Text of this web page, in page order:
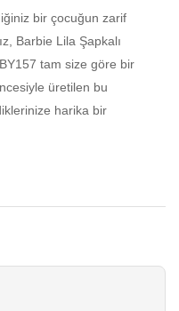
bir çocuğun zarif
Barbie Lila Şapkalı
tam size göre bir
üretilen bu
harika bir